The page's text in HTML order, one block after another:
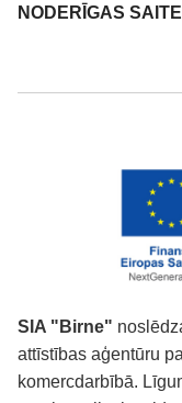
NODERĪGAS
SIA "Birne"
attīstības aģentūru
komercdarbībā.